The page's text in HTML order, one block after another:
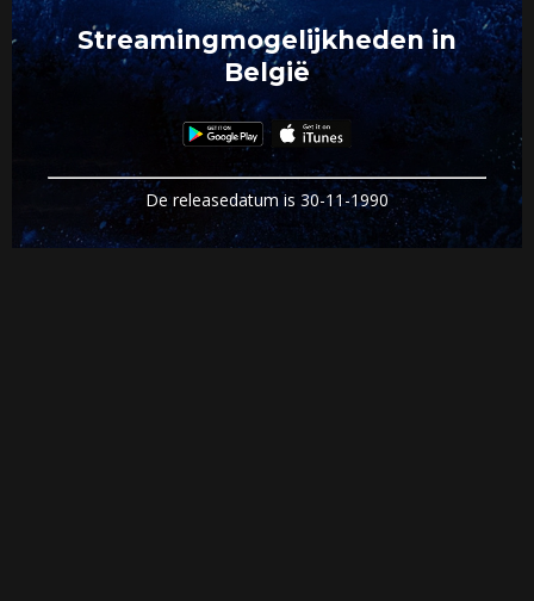
Streamingmogelijkheden in
België
De releasedatum is 30-11-1990